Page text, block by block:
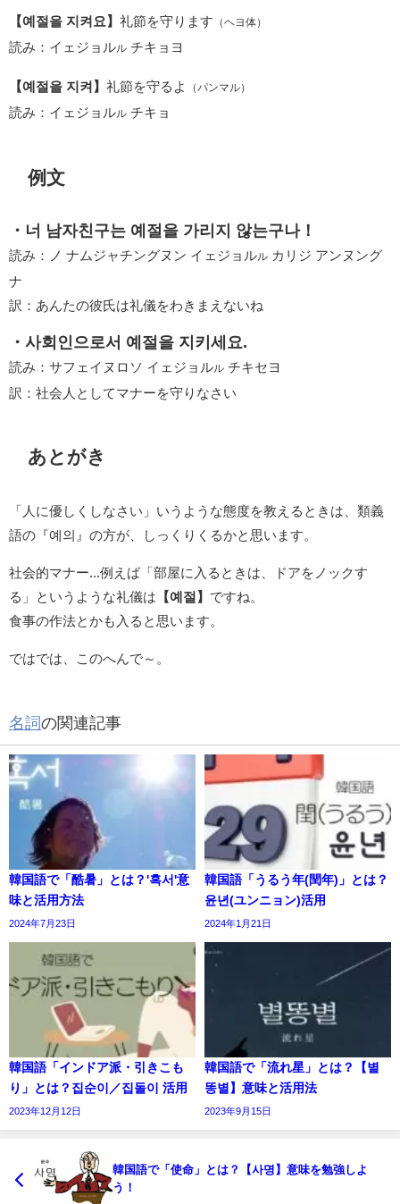
【예절을 지켜요】 礼節を守ります （ヘヨ体）
読み：イェジョルル チキョヨ
【예절을 지켜】 礼節を守るよ （パンマル）
読み：イェジョルル チキョ
例文
・너 남자친구는 예절을 가리지 않는구나！
読み：ノ ナムジャチングヌン イェジョルル カリジ アンヌング
ナ
訳：あんたの彼氏は礼儀をわきまえないね
・사회인으로서 예절을 지키세요.
読み：サフェイヌロソ イェジョルル チキセヨ
訳：社会人としてマナーを守りなさい
あとがき
「人に優しくしなさい」いうような態度を教えるときは、類義
語の『예의』の方が、しっくりくるかと思います。
社会的マナー...例えば「部屋に入るときは、ドアをノックす
る」というような礼儀は 【예절】 ですね。
食事の作法とかも入ると思います。
ではでは、このへんで～。
名詞の関連記事
韓国語で「酷暑」とは？'혹서'意
味と活用方法
2024年7月23日
韓国語「うるう年(閏年)」とは？
윤년(ユンニョン)活用
2024年1月21日
韓国語「インドア派・引きこも
り」とは？집순이／집돌이 活用
2023年12月12日
韓国語で「流れ星」とは？【별
똥별】意味と活用法
2023年9月15日
韓国語で「使命」とは？【사명】意味を勉強しよ
う！